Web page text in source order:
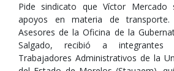
Pide sindicato que Víctor Mercado
apoyos en materia de
Asesores de la Oficina de la
Salgado, recibió a
Trabajadores Administrativos de la